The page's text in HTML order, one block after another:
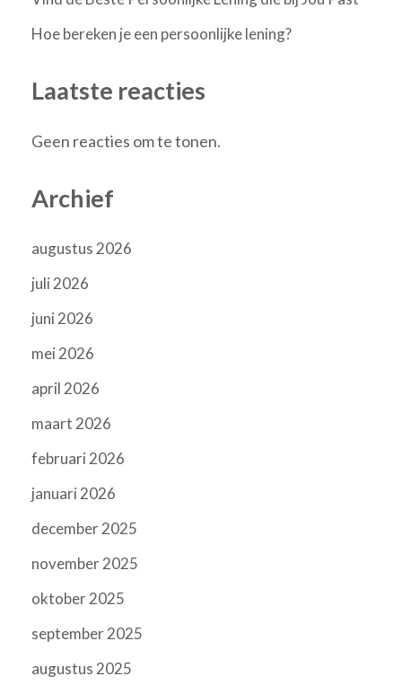
Hoe bereken je een persoonlijke lening?
Laatste reacties
Geen reacties om te tonen.
Archief
augustus 2026
juli 2026
juni 2026
mei 2026
april 2026
maart 2026
februari 2026
januari 2026
december 2025
november 2025
oktober 2025
september 2025
augustus 2025